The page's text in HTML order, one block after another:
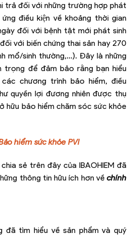
trả đối với những trường hợp phát
điều kiện về khoảng thời gian
đối với bệnh tật mới phát sinh
với biến chứng thai sản hay 270
mổ/sinh thường,…). Đây là những
trọng để đảm bảo rằng bạn hiểu
chương trình bảo hiểm, điều
quyền lợi đương nhiên được thụ
hữu bảo hiểm chăm sóc sức khỏe
hiểm sức khỏe PVI
sẻ trên đây của IBAOHIEM đã
thông tin hữu ích hơn về chính
đã tìm hiểu về sản phẩm và quý